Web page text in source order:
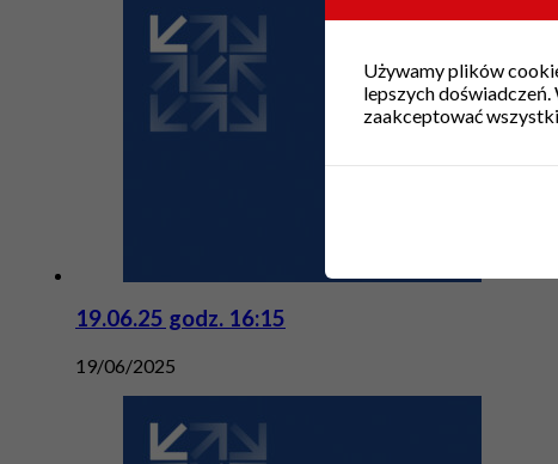
19.06.25 godz. 16:15
19/06/2025
Używamy plików
lepszych
zaakceptować